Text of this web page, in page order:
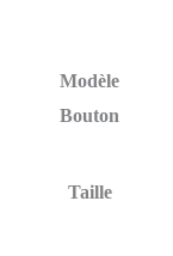
Modèle
Bouton
Taille